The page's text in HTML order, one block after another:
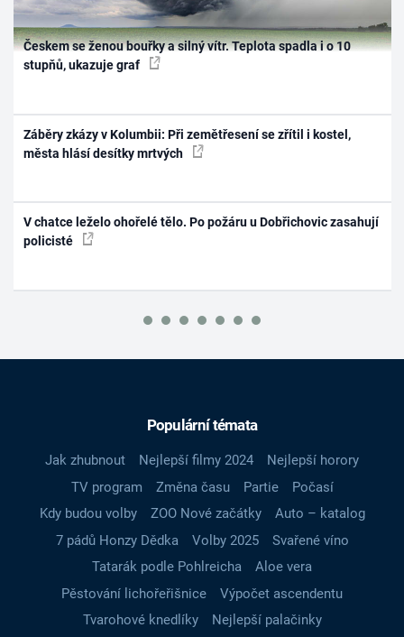
Českem se ženou bouřky a silný vítr. Teplota spadla i o 10
stupňů, ukazuje graf
Záběry zkázy v Kolumbii: Při zemětřesení se zřítil i kostel,
města hlásí desítky mrtvých
V chatce leželo ohořelé tělo. Po požáru u Dobřichovic zasahují
policisté
Populární témata
Jak zhubnout Nejlepší filmy 2024
Nejlepší horory
TV program
Změna času Partie
Počasí
Kdy budou volby
ZOO Nové začátky
Auto – katalog
7 pádů Honzy Dědka
Volby 2025
Svařené víno
Tatarák podle Pohlreicha
Aloe vera
Pěstování lichořeřišnice
Výpočet ascendentu
Tvarohové knedlíky
Nejlepší palačinky